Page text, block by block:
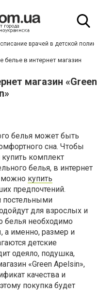
врачей в детской
белье в интернет магазин
магазин «Green
белья может быть
сна. Чтобы
комплект
белья, в интернет
можно купить
предпочтений.
постельными
для взрослых и
белья необходимо
а именно, размер и
детские
одеяло, подушка,
«Green Apelsin»,
качества и
покупка будет